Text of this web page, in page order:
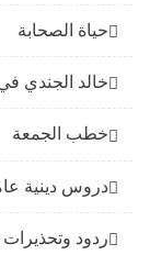
حياة الصحابة
خالد الجندي
خطب الجمعة
دروس دينية
ردود